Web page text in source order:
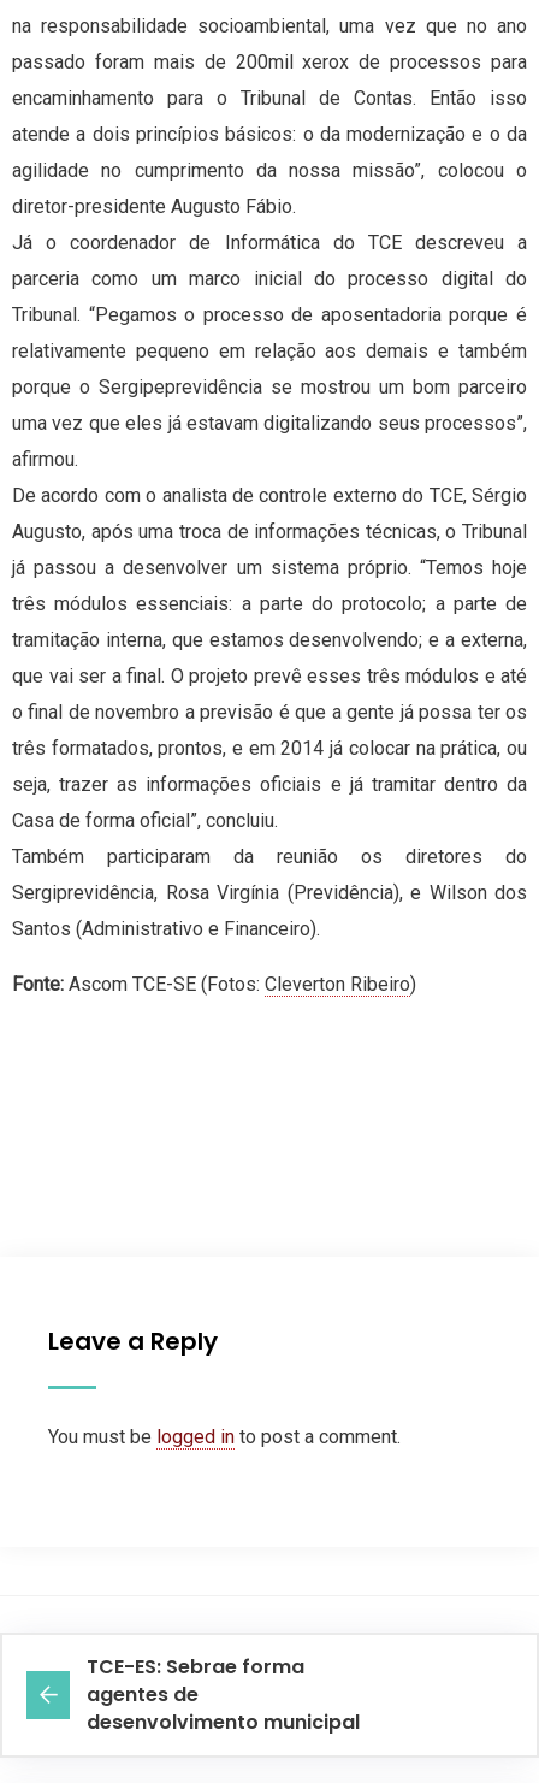
na responsabilidade socioambiental, uma vez que no ano
passado foram mais de 200mil xerox de processos para
encaminhamento para o Tribunal de Contas. Então isso
atende a dois princípios básicos: o da modernização e o da
agilidade no cumprimento da nossa missão”, colocou o
diretor-presidente Augusto Fábio.
Já o coordenador de Informática do TCE descreveu a
parceria como um marco inicial do processo digital do
Tribunal. “Pegamos o processo de aposentadoria porque é
relativamente pequeno em relação aos demais e também
porque o Sergipeprevidência se mostrou um bom parceiro
uma vez que eles já estavam digitalizando seus processos”,
afirmou.
De acordo com o analista de controle externo do TCE, Sérgio
Augusto, após uma troca de informações técnicas, o Tribunal
já passou a desenvolver um sistema próprio. “Temos hoje
três módulos essenciais: a parte do protocolo; a parte de
tramitação interna, que estamos desenvolvendo; e a externa,
que vai ser a final. O projeto prevê esses três módulos e até
o final de novembro a previsão é que a gente já possa ter os
três formatados, prontos, e em 2014 já colocar na prática, ou
seja, trazer as informações oficiais e já tramitar dentro da
Casa de forma oficial”, concluiu.
Também participaram da reunião os diretores do
Sergiprevidência, Rosa Virgínia (Previdência), e Wilson dos
Santos (Administrativo e Financeiro).
Fonte: Ascom TCE-SE (Fotos: Cleverton Ribeiro)
Leave a Reply
You must be logged in to post a comment.
TCE-ES: Sebrae forma
agentes de
desenvolvimento municipal